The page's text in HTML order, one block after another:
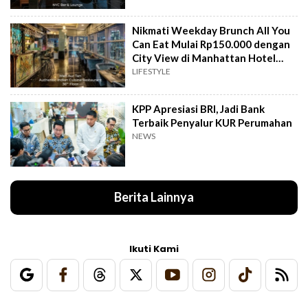
Nikmati Weekday Brunch All You
Can Eat Mulai Rp150.000 dengan
City View di Manhattan Hotel
Jakarta
LIFESTYLE
KPP Apresiasi BRI, Jadi Bank
Terbaik Penyalur KUR Perumahan
NEWS
Berita Lainnya
Ikuti Kami